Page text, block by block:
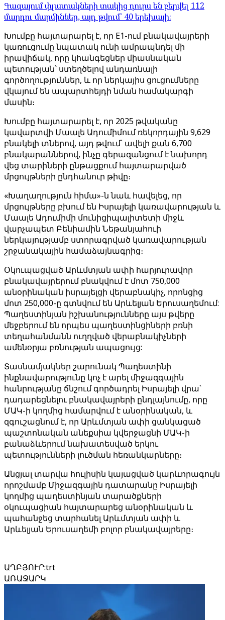
Գազայում փլատակների տակից դուրս են բերվել 112
մարդու մարմիններ, այդ թվում՝ 40 երեխայի։
Խումբը հայտարարել է, որ E1-ում բնակավայրերի
կառուցումը նպատակ ունի ամրապնդել մի
իրավիճակ, որը կհանգեցներ միասնական
պետության՝ ստեղծելով անդառնալի
գործողություններ, և որ ներկայիս ցուցումները
վկայում են ապարտհեյդի նման համակարգի
մասին։
Խումբը հայտարարել է, որ 2025 թվականը
կավարտվի Մաալե Ադումիմում ռեկորդային 9,629
բնակելի տներով, այդ թվում՝ ավելի քան 6,700
բնակարաններով, ինչը գերազանցում է նախորդ
վեց տարիների ընթացքում հայտարարված
մրցույթների ընդհանուր թիվը։
«Խաղաղություն հիմա»-ն նաև հավելեց, որ
մրցույթները բխում են Իսրայելի կառավարության և
Մաալե Ադումիմի մունիցիպալիտետի միջև
վարչապետ Բենիամին Նեթանյահուի
ներկայությամբ ստորագրված կառավարության
շրջանակային համաձայնագրից։
Օկուպացված Արևմտյան ափի հարյուրավոր
բնակավայրերում բնակվում է մոտ 750,000
անօրինական իսրայելցի վերաբնակիչ, որոնցից
մոտ 250,000-ը գտնվում են Արևելյան Երուսաղեմում:
Պաղեստինյան իշխանությունները այս թվերը
մեջբերում են որպես պաղեստինցիների բռնի
տեղահանմանն ուղղված վերաբնակիչների
ամենօրյա բռնության ապացույց:
Տասնամյակներ շարունակ Պաղեստինի
ինքնավարությունը կոչ է արել միջազգային
հանրությանը ճնշում գործադրել Իսրայելի վրա՝
դադարեցնելու բնակավայրերի ընդլայնումը, որը
ՄԱԿ-ի կողմից համարվում է անօրինական, և
զգուշացնում է, որ Արևմտյան ափի ցանկացած
պաշտոնական անեքսիա կվերջացնի ՄԱԿ-ի
բանաձևերում նախատեսված երկու
պետությունների լուծման հեռանկարները։
Անցյալ տարվա հուլիսին կայացված կարևորագույն
որոշմամբ Միջազգային դատարանը Իսրայելի
կողմից պաղեստինյան տարածքների
օկուպացիան հայտարարեց անօրինական և
պահանջեց տարհանել Արևմտյան ափի և
Արևելյան Երուսաղեմի բոլոր բնակավայրերը։
ԱՂԲՅՈՒՐ:trt
ԱՌԱՋԱՐԿ